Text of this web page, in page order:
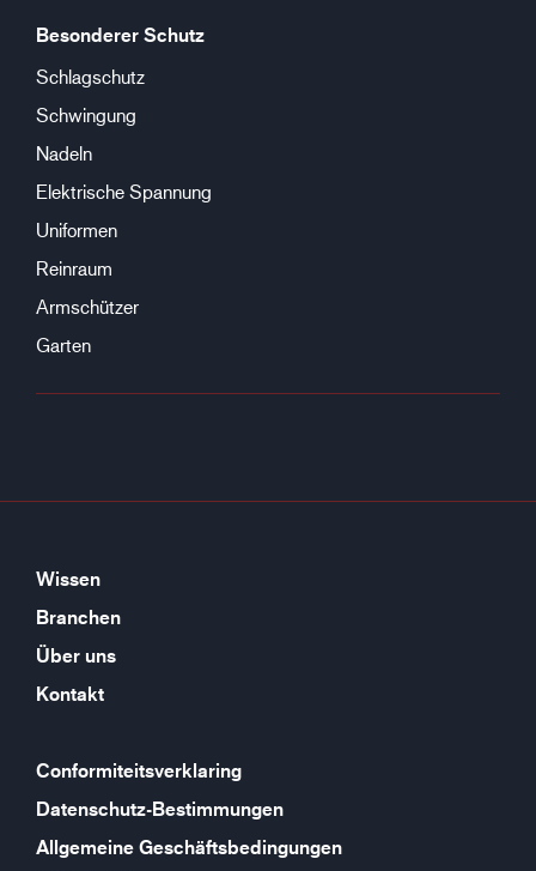
Besonderer Schutz
Schlagschutz
Schwingung
Nadeln
Elektrische Spannung
Uniformen
Reinraum
Armschützer
Garten
Wissen
Branchen
Über uns
Kontakt
Conformiteitsverklaring
Datenschutz-Bestimmungen
Allgemeine Geschäftsbedingungen